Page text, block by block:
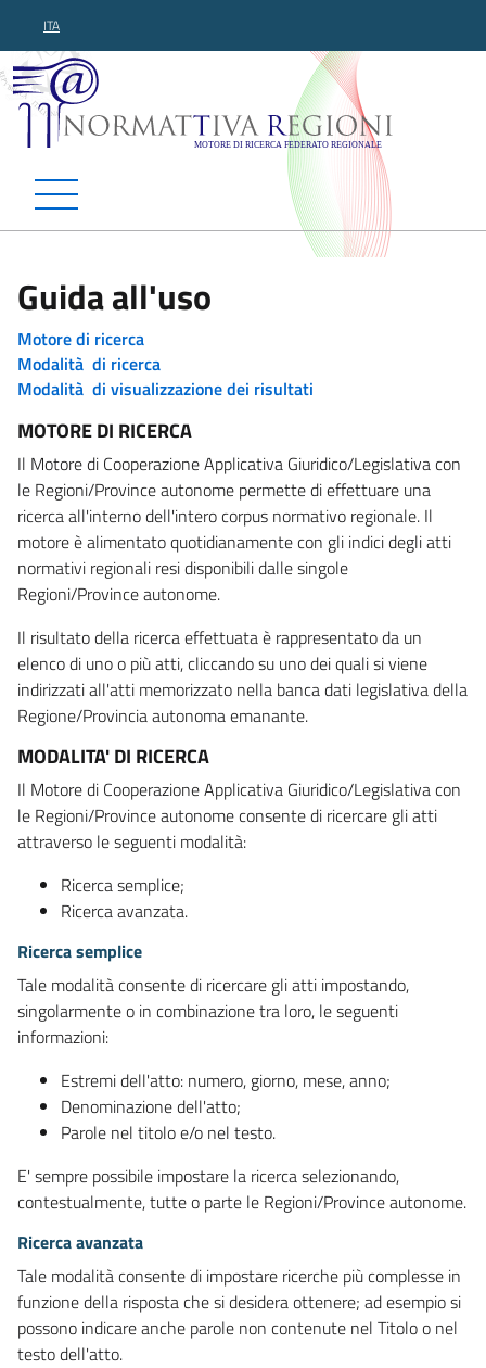
ITA
Normattiva Regioni -
Guida all'uso
Motore di ricerca
Modalità di ricerca
Modalità di visualizzazione dei risultati
MOTORE DI RICERCA
Il Motore di Cooperazione Applicativa Giuridico/Legislativa con
le Regioni/Province autonome permette di effettuare una
ricerca all'interno dell'intero corpus normativo regionale. Il
motore è alimentato quotidianamente con gli indici degli atti
normativi regionali resi disponibili dalle singole
Regioni/Province autonome.
Il risultato della ricerca effettuata è rappresentato da un
elenco di uno o più atti, cliccando su uno dei quali si viene
indirizzati all'atti memorizzato nella banca dati legislativa della
Regione/Provincia autonoma emanante.
MODALITA' DI RICERCA
Il Motore di Cooperazione Applicativa Giuridico/Legislativa con
le Regioni/Province autonome consente di ricercare gli atti
attraverso le seguenti modalità:
Ricerca semplice;
Ricerca avanzata.
Ricerca semplice
Tale modalità consente di ricercare gli atti impostando,
singolarmente o in combinazione tra loro, le seguenti
informazioni:
Estremi dell'atto: numero, giorno, mese, anno;
Denominazione dell'atto;
Parole nel titolo e/o nel testo.
E' sempre possibile impostare la ricerca selezionando,
contestualmente, tutte o parte le Regioni/Province autonome.
Ricerca avanzata
Tale modalità consente di impostare ricerche più complesse in
funzione della risposta che si desidera ottenere; ad esempio si
possono indicare anche parole non contenute nel Titolo o nel
testo dell'atto.